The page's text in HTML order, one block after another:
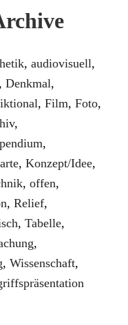
, audiovisuell,
, Denkmal,
, Film, Foto,
,
,
, Konzept/Idee,
, offen,
, Relief,
, Tabelle,
,
, Wissenschaft,